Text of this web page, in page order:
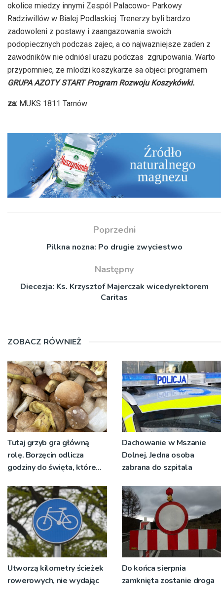
okolice miedzy innymi Zespól Palacowo- Parkowy
Radziwillów w Bialej Podlaskiej. Trenerzy byli bardzo
zadowoleni z postawy i zaangazowania swoich
podopiecznych podczas zajec, a co najwazniejsze zaden z
zawodników nie odniósl urazu podczas zgrupowania. Warto
przypomniec, ze mlodzi koszykarze sa objeci programem
GRUPA AZOTY START Program Rozwoju Koszykówki.
za: MUKS 1811 Tarnów
Poprzedni
Pilkna nozna: Po drugie zwyciestwo
Następny
Diecezja: Ks. Krzysztof Majerczak wicedyrektorem
Caritas
ZOBACZ RÓWNIEŻ
Tutaj grzyb gra główną
rolę. Borzęcin odlicza
godziny do święta, które
pokoleń
Dachowanie w Mszanie
Dolnej. Jedna osoba
zabrana do szpitala
Utworzą kilometry ścieżek
rowerowych, nie wydając
Do końca sierpnia
zamknięta zostanie droga